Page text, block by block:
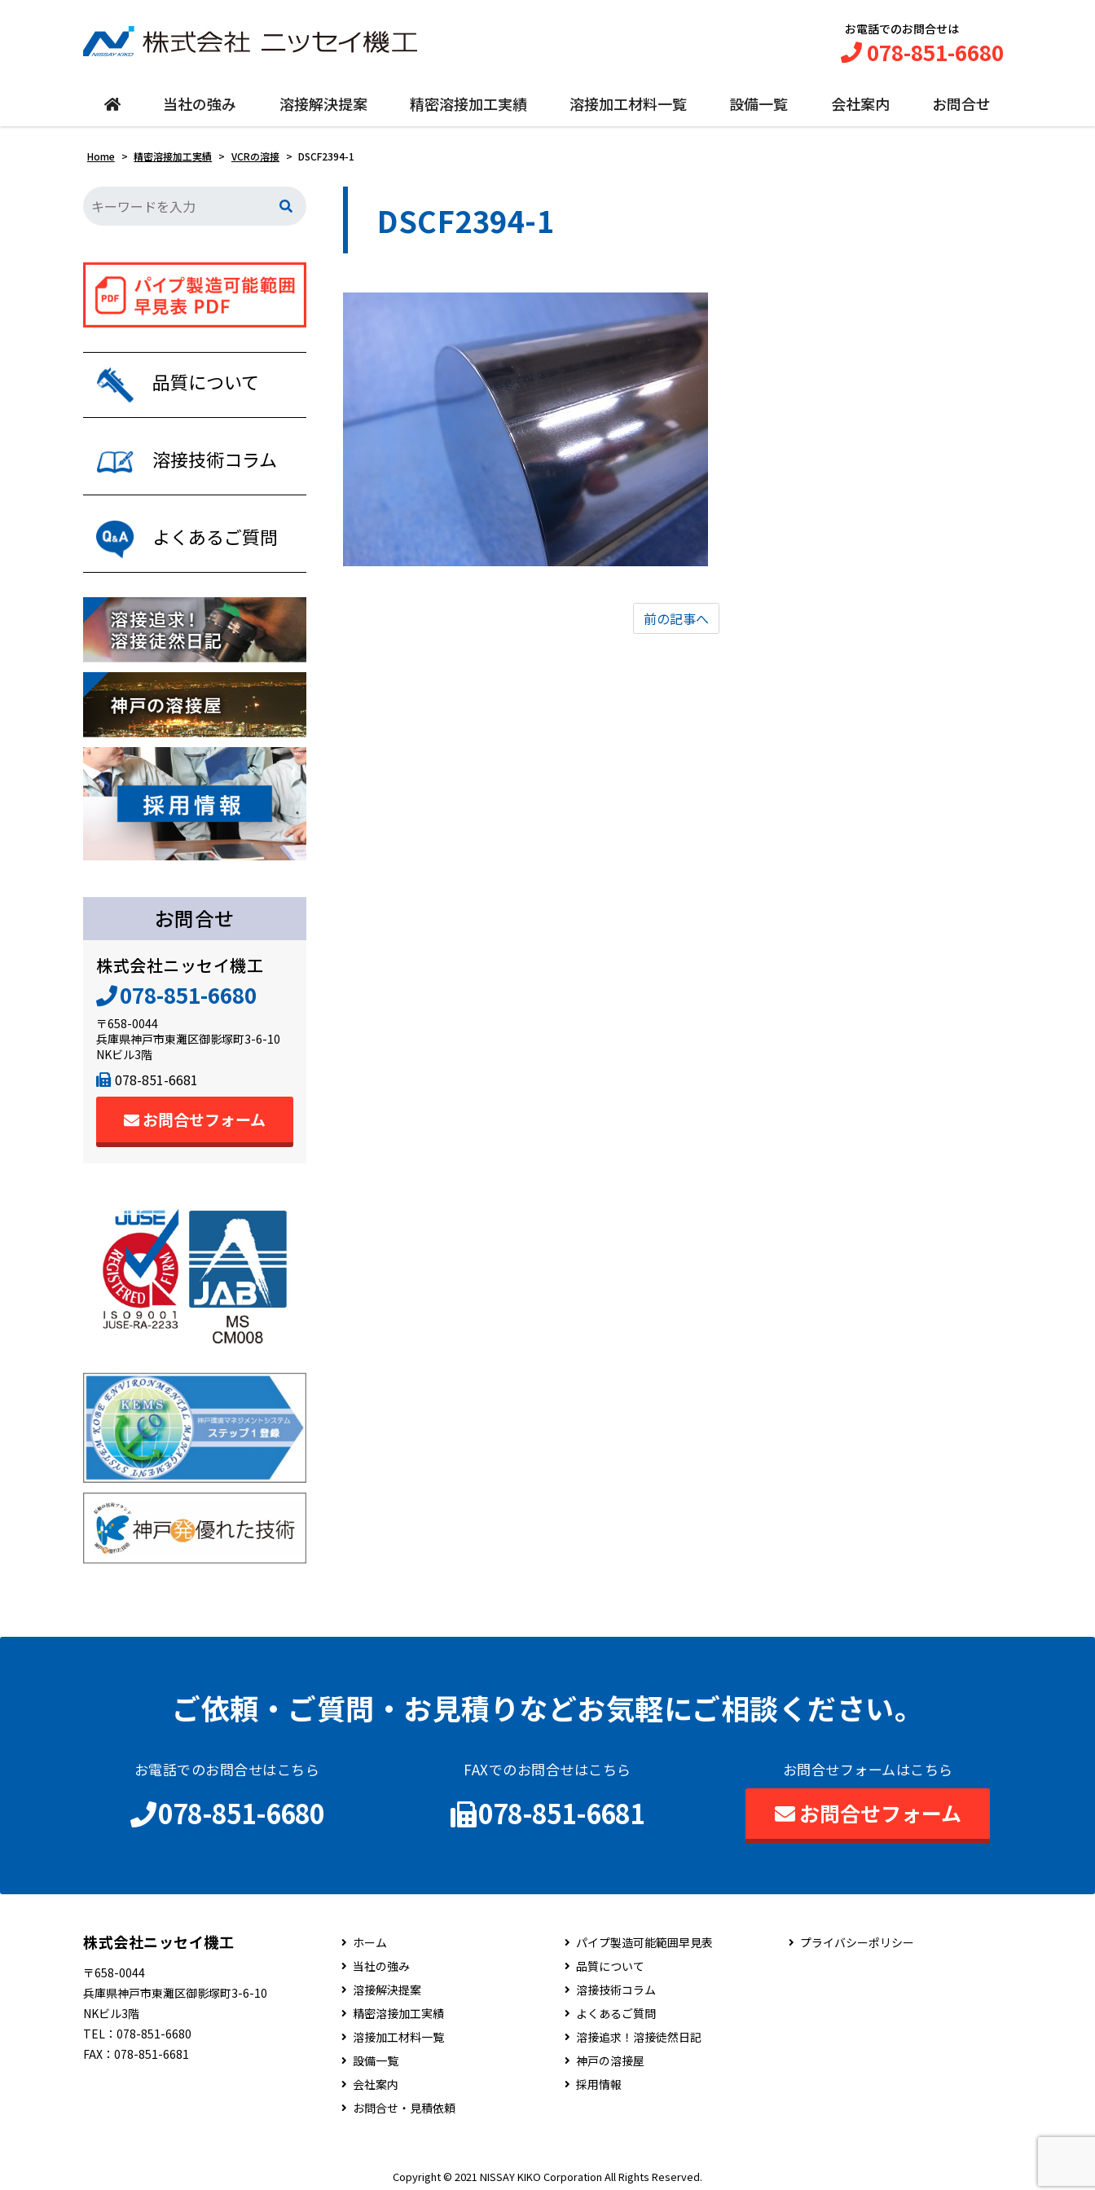
お電話でのお問合せは
078-851-6680
当社の強み 溶接解決提案 精密溶接加工実績 溶接加工材料一覧 設備一覧 会社案内 お問合せ
Home > 精密溶接加工実績 > VCRの溶接 > DSCF2394-1
DSCF2394-1
前の記事へ
品質について
溶接技術コラム
よくあるご質問
お問合せ
株式会社ニッセイ機工
078-851-6680
〒658-0044
兵庫県神戸市東灘区御影塚町3-6-10
NKビル3階
078-851-6681
お問合せフォーム
ご依頼・ご質問・お見積りなどお気軽にご相談ください。
お電話でのお問合せはこちら
078-851-6680
FAXでのお問合せはこちら
078-851-6681
お問合せフォームはこちら
お問合せフォーム
株式会社ニッセイ機工
〒658-0044
兵庫県神戸市東灘区御影塚町3-6-10
NKビル3階
TEL： 078-851-6680
FAX： 078-851-6681
ホーム
当社の強み
溶接解決提案
精密溶接加工実績
溶接加工材料一覧
設備一覧
会社案内
お問合せ・見積依頼
パイプ製造可能範囲早見表
品質について
溶接技術コラム
よくあるご質問
溶接追求！溶接徒然日記
神戸の溶接屋
採用情報
プライバシーポリシー
Copyright © 2021 NISSAY KIKO Corporation All Rights Reserved.